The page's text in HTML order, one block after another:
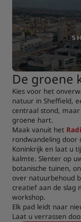
De groene
Kies voor het
natuur in Sheffield,
centraal stond,
groene hart.
Maak vanuit het
rondwandeling door
Koninkrijk en laat u
kalmte. Slenter op
botanische tuinen,
over natuurbehoud
creatief aan de slag
workshop.
Elk pad leidt naar
Laat u verrassen